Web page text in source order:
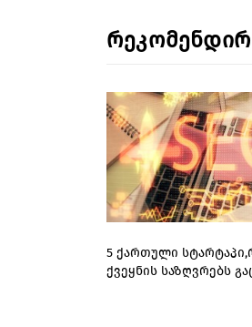
5 ქართული
ქვეყნის საზღვრებს